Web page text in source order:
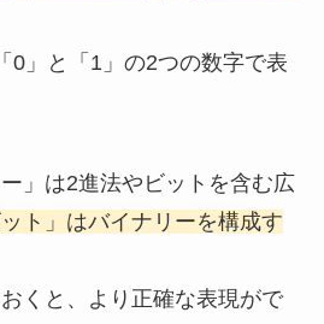
0」と「1」の2つの数字で表
」は2進法やビットを含む広
ット」はバイナリーを構成す
くと、より正確な表現がで